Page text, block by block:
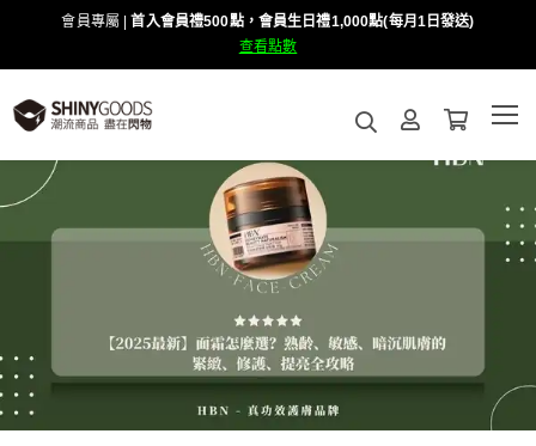
會員專屬 |首入會員禮500點，會員生日禮1,000點(每月1日發送)
查看點數